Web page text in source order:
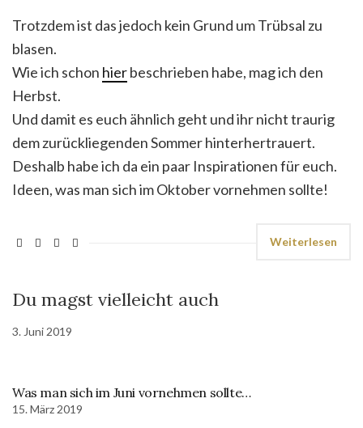
Trotzdem ist das jedoch kein Grund um Trübsal zu
blasen.
Wie ich schon hierbeschrieben habe, mag ich den
Herbst.
Und damit es euch ähnlich geht und ihr nicht traurig
dem zurückliegenden Sommer hinterhertrauert.
Deshalb habe ich da ein paar Inspirationen für euch.
Ideen, was man sich im Oktober vornehmen sollte!
Weiterlesen
Du magst vielleicht auch
3. Juni 2019
Was man sich im Juni vornehmen sollte…
15. März 2019